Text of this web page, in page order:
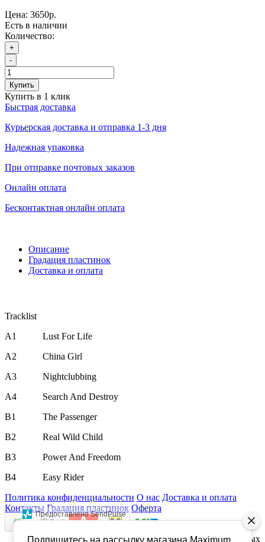
Цена: 3650р.
Есть в наличии
Количество:
+
-
Купить
Купить в 1 клик
Быстрая доставка
Курьерская доставка и отправка 1-3 дня
Надежная упаковка
При отправке почтовых заказов
Онлайн оплата
Бесконтактная онлайн оплата
Описание
Градация пластинок
Доставка и оплата
Tracklist
A1
Lust For Life
A2
China Girl
A3
Nightclubbing
A4
Search And Destroy
B1
The Passenger
B2
Real Wild Child
B3
Power And Freedom
B4
Easy Rider
Политика конфиденциальности О нас Доставка и оплата
Контакты Градация пластинок Оферта
maximumvinyl.ru - MAXIMUM VINYL - Магазин виниловых
Подпишитесь на рассылку магазина Maximum
Предоставлено SendPulse